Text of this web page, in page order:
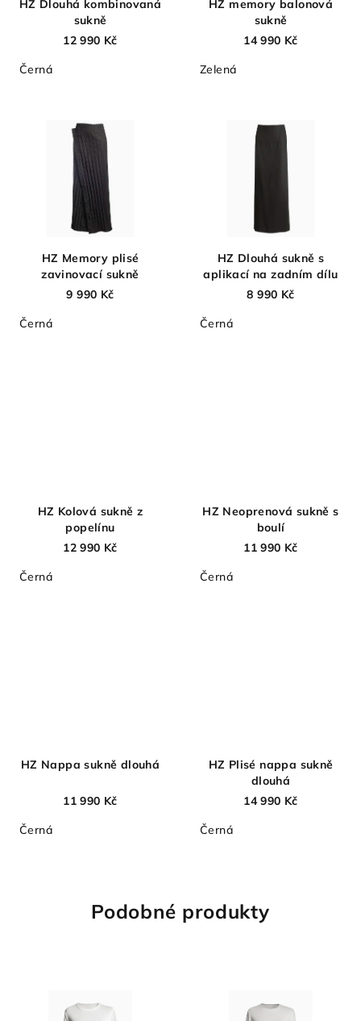
HZ Dlouhá kombinovaná
sukně
12 990 Kč
Černá
HZ memory balonová
sukně
14 990 Kč
Zelená
HZ Memory plisé
zavinovací sukně
9 990 Kč
Černá
HZ Dlouhá sukně s
aplikací na zadním dílu
8 990 Kč
Černá
HZ Kolová sukně z
popelínu
12 990 Kč
Černá
HZ Neoprenová sukně s
boulí
11 990 Kč
Černá
HZ Nappa sukně dlouhá
11 990 Kč
Černá
HZ Plisé nappa sukně
dlouhá
14 990 Kč
Černá
Podobné produkty